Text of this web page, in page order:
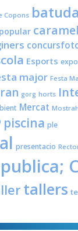
Copons
Esports
major Festa
gorg horts
Mercat
piscina ple
presentacio
tallers